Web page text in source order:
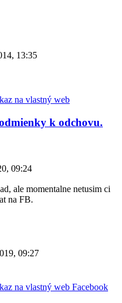
13:35
na vlastný web
k odchovu.
09:24
ale momentalne netusim ci
na FB.
09:27
na vlastný web Facebook